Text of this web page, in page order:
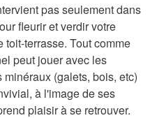
pas seulement dans
fleurir et verdir votre
toit-terrasse. Tout comme
peut jouer avec les
(galets, bois, etc)
à l'image de ses
plaisir à se retrouver.